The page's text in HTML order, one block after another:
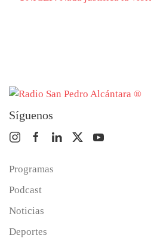
Síguenos
Programas
Podcast
Noticias
Deportes